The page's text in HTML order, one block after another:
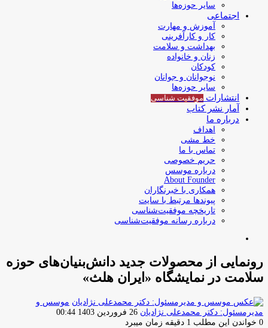
سایر حوزه‌ها
اجتماعی
آموزش و مهارت
کار و کارآفرینی
بهداشت و سلامت
زنان و خانواده
کودکان
نوجوانان و جوانان
سایر حوزه‌ها
انتشارات موفقیت‌ شناسی
آمار نشر کتاب
درباره ما
اهداف
خط مشی
تماس با ما
حریم خصوصی
درباره موسس
About Founder
همکاری با خبرنگاران
پیوندها مرتبط با سایت
تاریخچه موفقیت‌شناسی
درباره رسانه موفقیت‌شناسی
رونمایی از محصولات جدید دانش‌بنیان‌های حوزه
سلامت در نمایشگاه «ایران هلث»
موسس و
مدیرمسئول: دکتر محمدعلی نژادیان ارسال
ایمیل
26 فروردین 1403 00:44
0 خواندن این مطلب 1 دقیقه زمان میبرد